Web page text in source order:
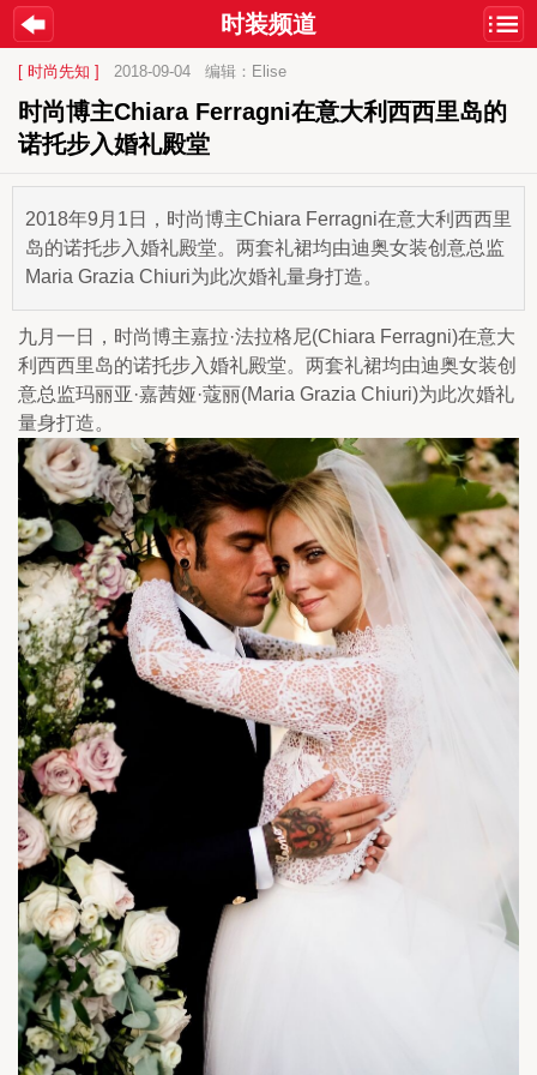
时装频道
[ 时尚先知 ] 2018-09-04 编辑：Elise
时尚博主Chiara Ferragni在意大利西西里岛的
诺托步入婚礼殿堂
2018年9月1日，时尚博主Chiara Ferragni在意大利西西里
岛的诺托步入婚礼殿堂。两套礼裙均由迪奥女装创意总监
Maria Grazia Chiuri为此次婚礼量身打造。
九月一日，时尚博主嘉拉·法拉格尼(Chiara Ferragni)在意大
利西西里岛的诺托步入婚礼殿堂。两套礼裙均由迪奥女装创
意总监玛丽亚·嘉茜娅·蔻丽(Maria Grazia Chiuri)为此次婚礼
量身打造。